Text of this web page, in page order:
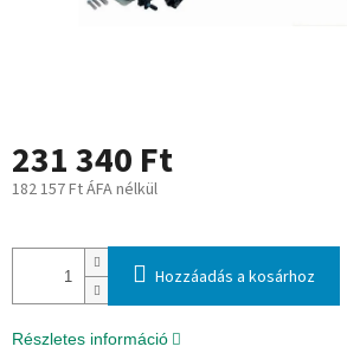
231 340 Ft
182 157 Ft ÁFA nélkül
Hozzáadás a kosárhoz
Részletes információ